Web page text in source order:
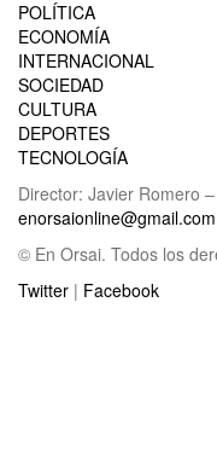
POLÍTICA
ECONOMÍA
INTERNACIONAL
SOCIEDAD
CULTURA
DEPORTES
TECNOLOGÍA
Director: Javier Romero –
enorsaionline@gmail.com
© En Orsai. Todos los
Twitter | Facebook